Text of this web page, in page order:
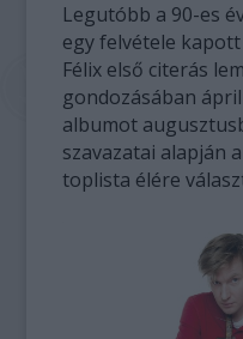
Legutóbb a 90-es
egy felvétele
Félix első citerás
gondozásában
albumot
szavazatai alapján
toplista élére